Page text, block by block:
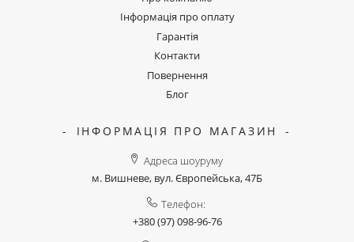
Інформація про оплату
Гарантія
Контакти
Повернення
Блог
ІНФОРМАЦІЯ ПРО МАГАЗИН
Адреса шоуруму
м. Вишневе, вул. Європейська, 47Б
Телефон:
+380 (97) 098-96-76